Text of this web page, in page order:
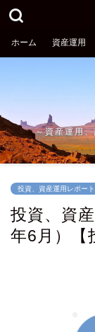
ホーム 資産運用
～資産運用
投資、資産運用レポート
投資、資
年6月）【